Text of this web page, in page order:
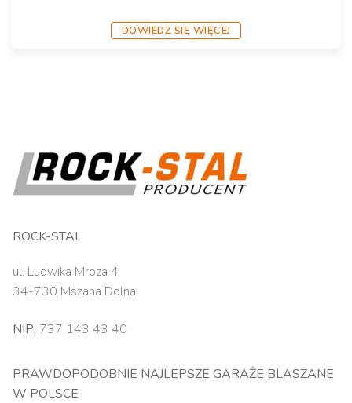
DOWIEDZ SIĘ WIĘCEJ
ROCK-STAL
ul. Ludwika Mroza 4
34-730 Mszana Dolna
NIP: 737 143 43 40
PRAWDOPODOBNIE NAJLEPSZE GARAŻE BLASZANE
W POLSCE